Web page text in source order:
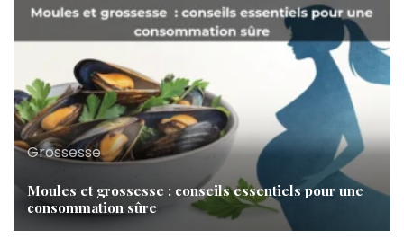
Grossesse
Moules et grossesse : conseils essentiels pour une
consommation sûre
Grossesse